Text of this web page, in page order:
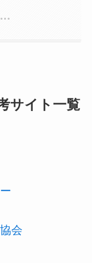
サイト一覧
会